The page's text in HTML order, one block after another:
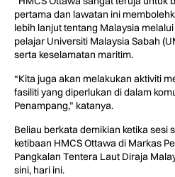
pertama dan lawatan ini
lebih lanjut tentang Malaysia
pelajar Universiti Malaysia Sabah
serta keselamatan maritim.
“Kita juga akan melakukan aktiviti
fasiliti yang diperlukan di dalam
Penampang,” katanya.
Beliau berkata demikian ketika sesi
ketibaan HMCS Ottawa di Markas
Pangkalan Tentera Laut Diraja
sini, hari ini.